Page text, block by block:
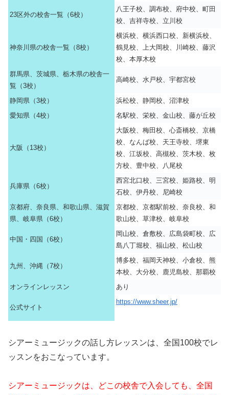
23区外の校舎一覧（6校）
八王子校、調布校、府中校、町田
校、吉祥寺校、立川校
神奈川県の校舎一覧（8校）
横浜校、横浜西口校、新横浜校、
鶴見校、上大岡校、川崎校、藤沢
校、本厚木校
群馬県、茨城県、栃木県の校舎一
覧（3校）
高崎校、水戸校、宇都宮校
静岡県（3校）
浜松校、静岡校、沼津校
愛知県（4校）
名駅校、栄校、金山校、藤が丘校
大阪（13校）
大阪校、梅田校、心斎橋校、京橋
校、なんば校、天王寺校、堺東
校、江坂校、高槻校、茨木校、枚
方校、豊中校、八尾校
兵庫県（6校）
西宮北口校、三宮校、姫路校、明
石校、伊丹校、尼崎校
京都府、奈良県、和歌山県、滋賀
県、岐阜県（6校）
京都校、京都駅前校、奈良校、和
歌山校、草津校、岐阜校
中国・四国（6校）
岡山校、倉敷校、広島袋町校、広
島八丁堀校、福山校、松山校
九州、沖縄（7校）
博多校、福岡天神校、小倉校、熊
本校、大分校、鹿児島校、那覇校
オンラインレッスン
あり
公式サイト
https://www.sheer.jp/
シアーミュージックの話し方レッスンは、全国100校でレ
ッスンをおこなっています。
シアーミュージックは、どこの校舎で入会しても、全国